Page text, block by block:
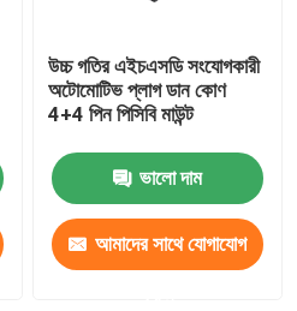
উচ্চ গতির এইচএসডি সংযোগকারী
অটোমোটিভ প্লাগ ডান কোণ
4+4 পিন পিসিবি মাউন্ট
ভালো দাম
আমাদের সাথে যোগাযোগ